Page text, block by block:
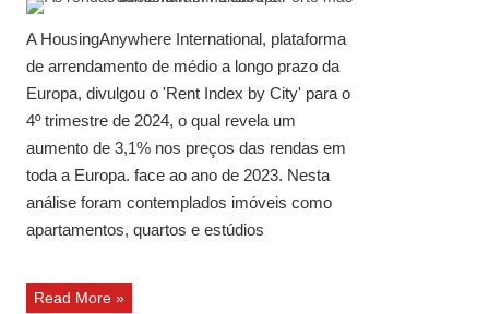
A HousingAnywhere International, plataforma
de arrendamento de médio a longo prazo da
Europa, divulgou o 'Rent Index by City' para o
4º trimestre de 2024, o qual revela um
aumento de 3,1% nos preços das rendas em
toda a Europa. face ao ano de 2023. Nesta
análise foram contemplados imóveis como
apartamentos, quartos e estúdios
Read More »